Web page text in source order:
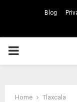
Blog
PRIMARY
Home
Tlaxcala